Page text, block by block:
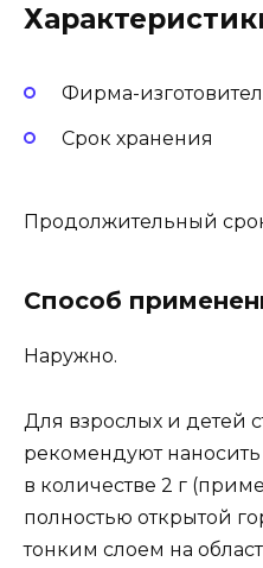
Фирма-
Срок хранения
Продолжительный
Способ
Наружно.
Для взрослых и детей
рекомендуют наносить
в количестве 2 г
полностью открытой
тонким слоем на